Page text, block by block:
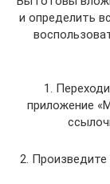
и определить
1.
приложение
2.